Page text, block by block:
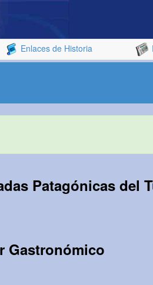
Enlaces de Historia
Patagónicas del
Gastronómico